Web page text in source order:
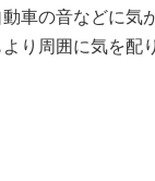
車の音などに気
り周囲に気を配